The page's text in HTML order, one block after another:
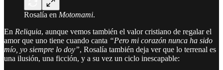
Rosalía en Motomami.
En Reliquia, aunque vemos también el valor cristiano de regalar el
amor que uno tiene cuando canta “Pero mi corazón nunca ha sido
mío, yo siempre lo doy”, Rosalía también deja ver que lo terrenal es
una ilusión, una ficción, y a su vez un ciclo inescapable: